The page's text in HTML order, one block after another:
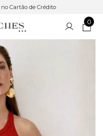
Cartão de Crédito
0